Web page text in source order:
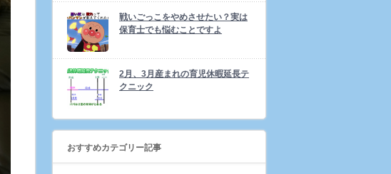
戦いごっこをやめさせたい？実は
保育士でも悩むことですよ
2月、3月産まれの育児休暇延長テ
クニック
おすすめカテゴリー記事